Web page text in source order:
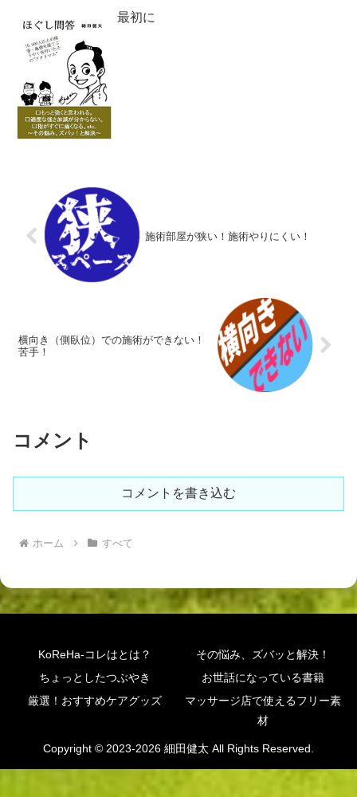
最初に
施術部屋が狭い！施術やりにくい！
横向き（側臥位）での施術ができない！
苦手！
コメント
コメントを書き込む
ホーム すべて
KoReHa-コレはとは？
その悩み、ズバッと解決！
ちょっとしたつぶやき
お世話になっている書籍
厳選！おすすめケアグッズ
マッサージ店で使えるフリー素
材
Copyright © 2023-2026 細田健太 All Rights Reserved.